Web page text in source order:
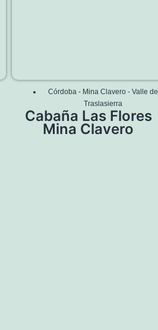
Córdoba - Mina Clavero -Valle de
Traslasierra
Cabaña Las Flores
Mina Clavero